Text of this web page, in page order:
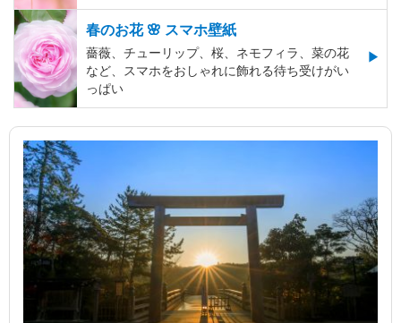
春のお花 🌸 スマホ壁紙
薔薇、チューリップ、桜、ネモフィラ、菜の花
など、スマホをおしゃれに飾れる待ち受けがい
っぱい